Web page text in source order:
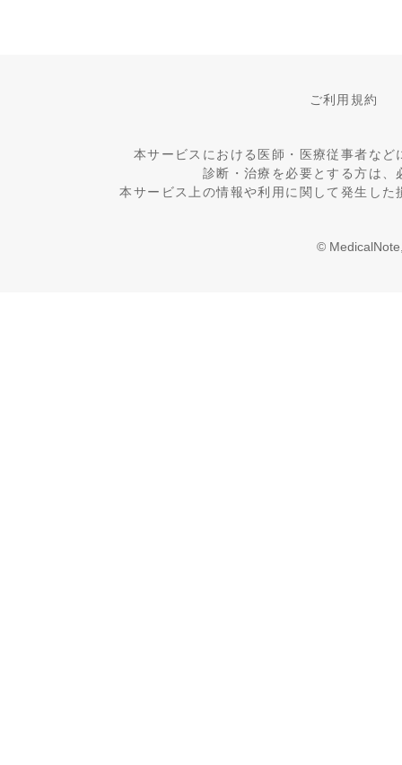
ご利用規約
本サービスにおける医師・医療従事者な
診断・治療を必要とする方は
本サービス上の情報や利用に関して発生し
©